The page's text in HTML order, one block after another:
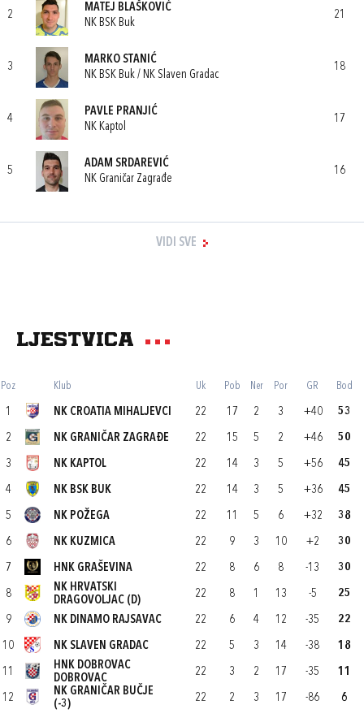
2
MATEJ BLAŠKOVIĆ
NK BSK Buk
21
3
MARKO STANIĆ
NK BSK Buk / NK Slaven Gradac
18
4
PAVLE PRANJIĆ
NK Kaptol
17
5
ADAM SRDAREVIĆ
NK Graničar Zagrađe
16
VIDI SVE
Ljestvica
Poz Klub Uk Pob Ner Por GR Bod
1 NK CROATIA MIHALJEVCI 22 17 2 3 +40 53
2 NK GRANIČAR ZAGRAĐE 22 15 5 2 +46 50
3 NK KAPTOL 22 14 3 5 +56 45
4 NK BSK BUK 22 14 3 5 +36 45
5 NK POŽEGA 22 11 5 6 +32 38
6 NK KUZMICA 22 9 3 10 +2 30
7 HNK GRAŠEVINA 22 8 6 8 -13 30
8
NK HRVATSKI
DRAGOVOLJAC (D)
22 8 1 13 -5 25
9 NK DINAMO RAJSAVAC 22 6 4 12 -35 22
10 NK SLAVEN GRADAC 22 5 3 14 -38 18
11
HNK DOBROVAC
DOBROVAC
22 3 2 17 -35 11
12
NK GRANIČAR BUČJE
(-3)
22 2 3 17 -86 6